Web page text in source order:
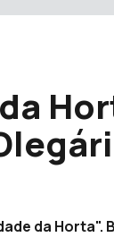
da Horta".